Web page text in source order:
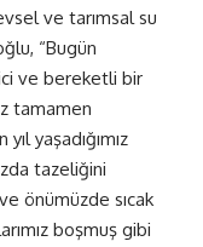
ve tarımsal su
“Bugün
ve bereketli bir
tamamen
yaşadığımız
tazeliğini
önümüzde sıcak
boşmuş gibi